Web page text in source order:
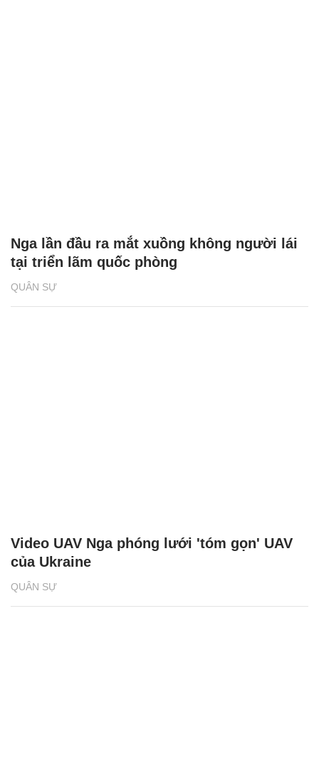
QUÂN SỰ
Nga lần đầu ra mắt xuồng không người lái
tại triển lãm quốc phòng
QUÂN SỰ
Video UAV Nga phóng lưới 'tóm gọn' UAV
của Ukraine